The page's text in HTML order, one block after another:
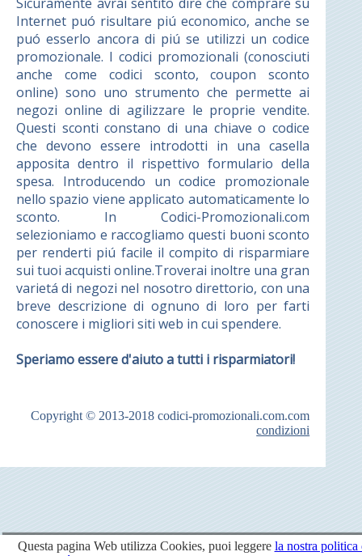
Internet puó risultare piú economico, anche se
puó esserlo ancora di piú se utilizzi un codice
promozionale. I codici promozionali (conosciuti
anche come codici sconto, coupon sconto
online) sono uno strumento che permette ai
negozi online di agilizzare le proprie vendite.
Questi sconti constano di una chiave o codice
che devono essere introdotti in una casella
apposita dentro il rispettivo formulario della
spesa. Introducendo un codice promozionale
nello spazio viene applicato automaticamente lo
sconto. In Codici-Promozionali.com
selezioniamo e raccogliamo questi buoni sconto
per renderti piú facile il compito di risparmiare
sui tuoi acquisti online.Troverai inoltre una gran
varietá di negozi nel nosotro direttorio, con una
breve descrizione di ognuno di loro per farti
conoscere i migliori siti web in cui spendere.
Speriamo essere d'aiuto a tutti i risparmiatori!
Copyright © 2013-2018 codici-promozionali.com.com
condizioni
Questa pagina Web utilizza Cookies, puoi leggere la nostra politica